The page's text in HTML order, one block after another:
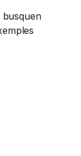
busquen